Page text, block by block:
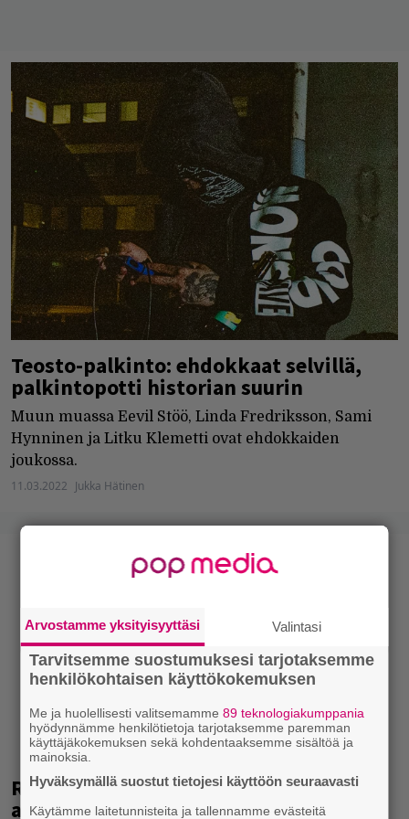
Teosto-palkinto: ehdokkaat selvillä,
palkintopotti historian suurin
Muun muassa Eevil Stöö, Linda Fredriksson, Sami
Hynninen ja Litku Klemetti ovat ehdokkaiden
joukossa.
11.03.2022 Jukka Hätinen
Rumba valitsi vuoden 2021 parhaat
albumit
Arvostamme yksityisyyttäsi Valintasi
Tarvitsemme suostumuksesi tarjotaksemme
henkilökohtaisen käyttökokemuksen
Me ja huolellisesti valitsemamme89 teknologiakumppania
hyödynnämme henkilötietoja tarjotaksemme paremman
käyttäjäkokemuksen sekä kohdentaaksemme sisältöä ja
mainoksia.
Hyväksymällä suostut tietojesi käyttöön seuraavasti
Käytämme laitetunnisteita ja tallennamme evästeitä